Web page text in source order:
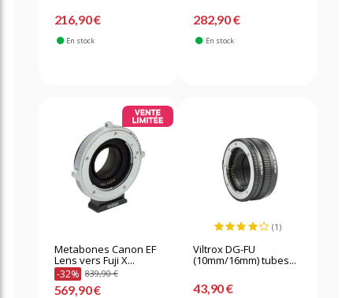
216,90 €
En stock
282,90 €
En stock
Metabones Canon EF
Lens vers Fuji X...
-32% 839,90 €
569,90 €
(1)
Viltrox DG-FU
(10mm/16mm) tubes...
43,90 €